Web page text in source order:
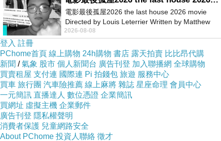
讓孩子們接觸、啟發、進而鼓勵他們創造，從「#夢想店
鋪計畫」到超大型的模擬城市實體遊戲「#夢想之城」，
那種幾近於心中完美典範的社會設計居然已經在這裡不斷
實現了好幾個年頭，那種震撼現在想來還是會冒出一堆雞
皮疙瘩⋯
電影最後孤屋2026 the last house 2026 movie
Directed by Louis Leterrier Written by Matthew
Robinson Starring Greta Lee Wa
2026-08-08
登入 註冊
PChome首頁 線上購物 24h購物 書店 露天拍賣 比比昂代購
新聞 /氣象 股市 個人新聞台 廣告刊登 加入聯播網 全球購物
買賣租屋 支付連 國際連 Pi 拍錢包 旅遊 服務中心
買車 旅行團 汽車險推薦 線上麻將 雜誌 星座命理 會員中心
一元簡訊 直播達人 數位憑證 企業簡訊
買網址 虛擬主機 企業郵件
廣告刊登 隱私權聲明
消費者保護 兒童網路安全
About PChome 投資人聯絡 徵才